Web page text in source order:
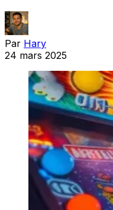
Par Hary
24 mars 2025